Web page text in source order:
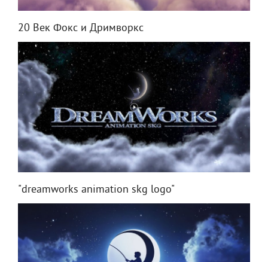
20 Век Фокс и Дримворкс
"dreamworks animation skg logo"